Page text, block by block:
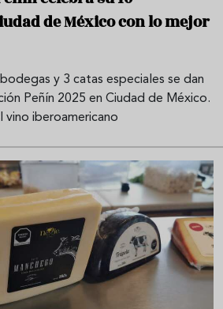
de México con lo mejor
y 3 catas especiales se dan
Peñín 2025 en Ciudad de México.
vino iberoamericano